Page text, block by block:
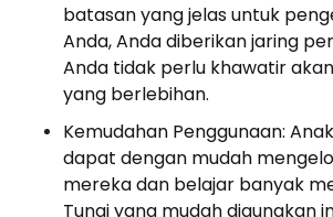
batasan yang jelas untuk
Anda, Anda diberikan jaring
Anda tidak perlu khawatir
yang berlebihan.
Kemudahan Penggunaan:
dapat dengan mudah
mereka dan belajar banyak
Tunai yang mudah digunakan